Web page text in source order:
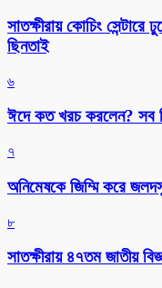
সাতক্ষীরায় কোচিং
ছিনতাই
৬
ঈদে কত খরচ করলেন? সব
৭
অনিমেষকে জিম্মি করে
৮
সাতক্ষীরায় ৪৭তম জাতীয়